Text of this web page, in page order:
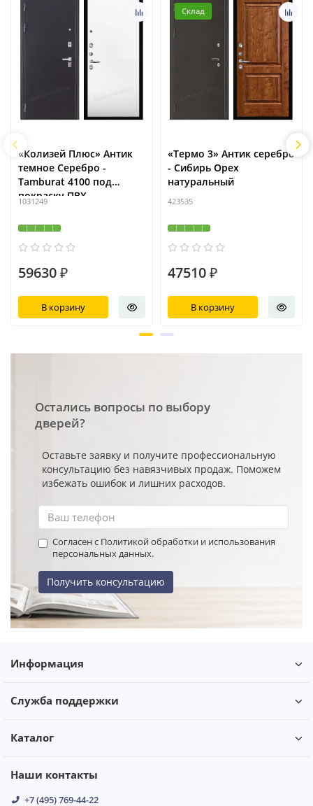
«Колизей Плюс» Антик
темное Серебро -
Tamburat 4100 под
покраску ПВХ
1031249
59630 ₽
В корзину
Склад
«Термо 3» Антик серебро
- Сибирь Орех
натуральный
423535
47510 ₽
В корзину
Остались вопросы по выбору
дверей?
Оставьте заявку и получите профессиональную
консультацию без навязчивых продаж. Поможем
избежать ошибок и лишних расходов.
Согласен с Политикой обработки и использования
персональных данных.
Получить консультацию
Информация
Служба поддержки
Каталог
Наши контакты
+7 (495) 769-44-22